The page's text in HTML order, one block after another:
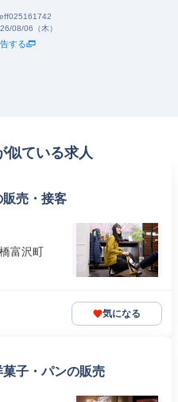
08/06（木）
する
似ている求人
販売・接客
富沢町
気になる
⼦・パンの販売